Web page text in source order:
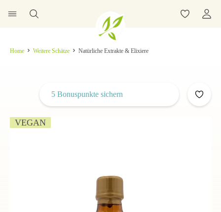
Home Weitere Schätze Natürliche Extrakte & Elixiere
VEGAN
5 Bonuspunkte sichern